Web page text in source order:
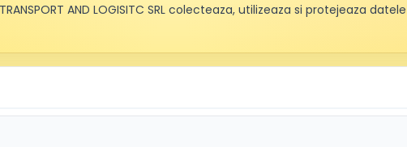
AND LOGISITC SRL colecteaza, utilizeaza si protejeaza